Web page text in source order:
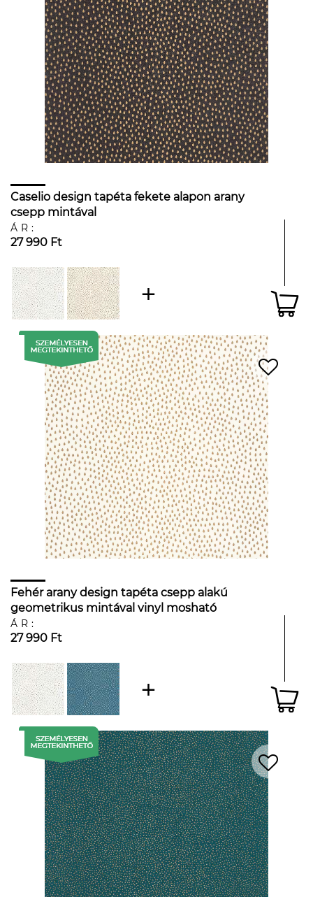
Caselio design tapéta fekete alapon arany
csepp mintával
ÁR:
27 990 Ft
Fehér arany design tapéta csepp alakú
geometrikus mintával vinyl mosható
ÁR:
27 990 Ft